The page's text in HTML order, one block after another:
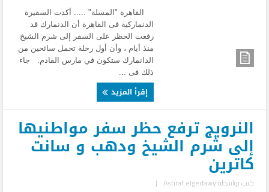
القاهرة "المسلة" ..... أكدت السفيرة
الدنماركية فى القاهرة أن الدنمارك قد
رفعت الحظر على السفر إلى شرم الشيخ
منذ أيام ، وأن أول رحلة تحمل سائحين من
الدانمارك ستكون في مارس القادم. جاء
ذلك فى ...
إقرأ المزيد
النرويج ترفع حظر سفر مواطنيها
إلى شرم الشيخ ودهب و سانت
كاترين
كتب بواسطةAshraf elgedawy
|